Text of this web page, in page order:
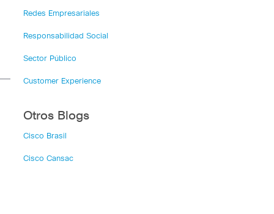
Redes Empresariales
Responsabilidad Social
Sector Público
Customer Experience
Otros Blogs
Cisco Brasil
Cisco Cansac